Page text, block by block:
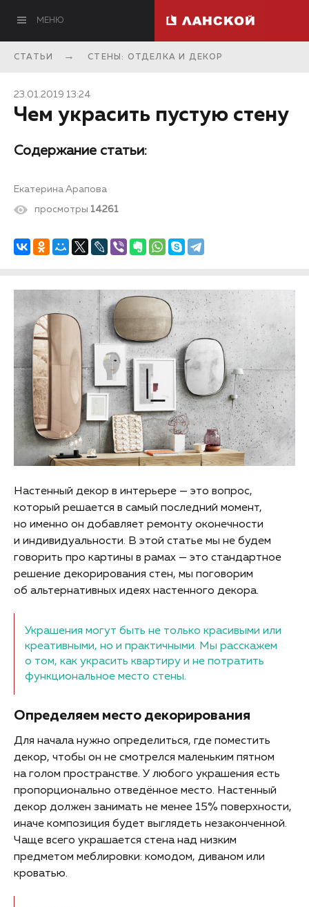
МЕНЮ
СТАТЬИ СТЕНЫ: ОТДЕЛКА И ДЕКОР
23.01.2019 13:24
Чем украсить пустую стену
Содержание статьи:
Екатерина Арапова
просмотры 14261
Настенный декор в интерьере — это вопрос,
который решается в самый последний момент,
но именно он добавляет ремонту оконечности
и индивидуальности. В этой статье мы не будем
говорить про картины в рамах — это стандартное
решение декорирования стен, мы поговорим
об альтернативных идеях настенного декора.
Украшения могут быть не только красивыми или
креативными, но и практичными. Мы расскажем
о том, как украсить квартиру и не потратить
функциональное место стены.
Определяем место декорирования
Для начала нужно определиться, где поместить
декор, чтобы он не смотрелся маленьким пятном
на голом пространстве. У любого украшения есть
пропорционально отведённое место. Настенный
декор должен занимать не менее 15% поверхности,
иначе композиция будет выглядеть незаконченной.
Чаще всего украшается стена над низким
предметом меблировки: комодом, диваном или
кроватью.